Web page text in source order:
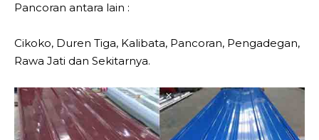
Pancoran antara lain :
Cikoko, Duren Tiga, Kalibata, Pancoran, Pengadegan,
Rawa Jati dan Sekitarnya.